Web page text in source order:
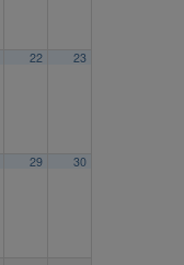
22 23
29 30